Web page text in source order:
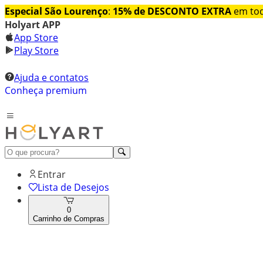
Especial São Lourenço: 15% de DESCONTO EXTRA em
Holyart APP
App Store
Play Store
Ajuda e contatos
Conheça premium
Entrar
Lista de Desejos
0
Carrinho de Compras